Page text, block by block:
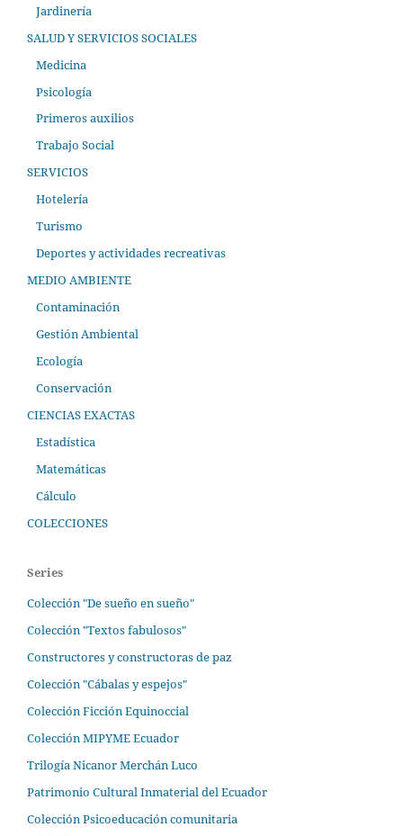
Jardinería
SALUD Y SERVICIOS SOCIALES
Medicina
Psicología
Primeros auxilios
Trabajo Social
SERVICIOS
Hotelería
Turismo
Deportes y actividades recreativas
MEDIO AMBIENTE
Contaminación
Gestión Ambiental
Ecología
Conservación
CIENCIAS EXACTAS
Estadística
Matemáticas
Cálculo
COLECCIONES
Series
Colección "De sueño en sueño"
Colección "Textos fabulosos"
Constructores y constructoras de paz
Colección "Cábalas y espejos"
Colección Ficción Equinoccial
Colección MIPYME Ecuador
Trilogía Nicanor Merchán Luco
Patrimonio Cultural Inmaterial del Ecuador
Colección Psicoeducación comunitaria